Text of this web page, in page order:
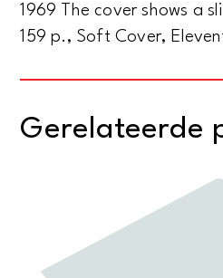
1969 The cover shows a
159 p., Soft Cover,
Gerelateerde